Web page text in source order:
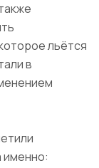
льётся
в
именно: